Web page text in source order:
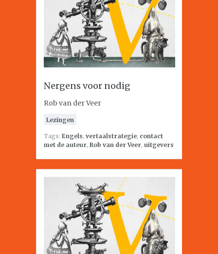
Nergens voor nodig
Rob van der Veer
Lezingen
Tags: Engels, vertaalstrategie, contact
met de auteur, Rob van der Veer, uitgevers